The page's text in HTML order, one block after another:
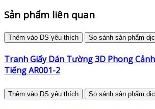
Sản phẩm liên quan
Thêm vào DS yêu thích So sánh sản phẩm
Tranh Giấy Dán Tường 3D Phong
Tiếng AR001-2
Thêm vào DS yêu thích So sánh sản phẩm